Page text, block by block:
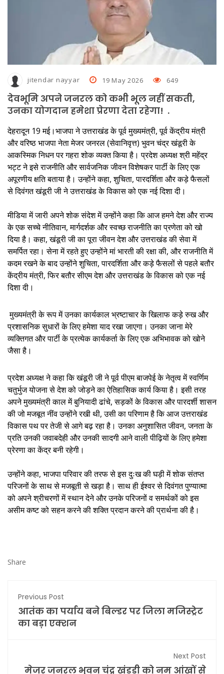
एमबीपीजी कॉलेज में प्रवेश परीक्षा की तैयारियां तेज, ऑनलाइन पंजीकरण के साथ
जमा होगी हार्ड कॉपी
जघन्य अपराध के आधार पर राजेश गुलाटी की जमानत अर्जी निरस्त
नशे में धुत चालक ने किया 50 यात्रियों की जान से खिलवाड़, पुलिस ने आरोपित को
हड़ताल पर गए बिजली विभाग के कर्मचारी, गर्मी से लोग परेशान, पानी का भी संकट
बनभूलपुर में एक हजार लोगों को नोटिस देकर जमीन खाली करने को कहा
घर में घुसकर गनप्‍वाइंट पर महिला से दुष्कर्म का प्रयास, शोरा मचाने पर चेन
छीनकर आरोपित फरार
jitendar nayyar 19 May 2026 649
देवभूमि अपने जनरल को कभी भूल नहीं सकती,
उनका योगदान हमेशा प्रेरणा देता रहेगा! ​.
देहरादून 19 मई।भाजपा ने उत्तराखंड के पूर्व मुख्यमंत्री, पूर्व केंद्रीय मंत्री
और वरिष्ठ भाजपा नेता मेजर जनरल (सेवानिवृत्त) भुवन चंद्र खंडूरी के
आकस्मिक निधन पर गहरा शोक व्यक्त किया है। प्रदेश अध्यक्ष श्री महेंद्र
भट्ट ने इसे राजनीति और सार्वजनिक जीवन विशेषकर पार्टी के लिए एक
अपूरणीय क्षति बताया है। उन्होंने कहा, शुचिता, पारदर्शिता और कड़े फैसलों
से दिवंगत खंडूरी जी ने उत्तराखंड के विकास को एक नई दिशा दी।
मीडिया में जारी अपने शोक संदेश में उन्होंने कहा कि आज हमने देश और राज्य
के एक सच्चे नीतिवान, मार्गदर्शक और स्वच्छ राजनीति का प्रणेता को खो
दिया है। कहा, खंडूरी जी का पूरा जीवन देश और उत्तराखंड की सेवा में
समर्पित रहा। सेना में रहते हुए उन्होंने मां भारती की रक्षा की, और राजनीति में
कदम रखने के बाद उन्होंने शुचिता, पारदर्शिता और कड़े फैसलों से पहले बतौर
केंद्रीय मंत्री, फिर बतौर सीएम देश और उत्तराखंड के विकास को एक नई
दिशा दी।
मुख्यमंत्री के रूप में उनका कार्यकाल भ्रष्टाचार के खिलाफ कड़े रुख और
प्रशासनिक सुधारों के लिए हमेशा याद रखा जाएगा। उनका जाना मेरे
व्यक्तिगत और पार्टी के प्रत्येक कार्यकर्ता के लिए एक अभिभावक को खोने
जैसा है।
​प्रदेश अध्यक्ष ने कहा कि खंडूरी जी ने पूर्व पीएम बाजपेई के नेतृत्व में स्वर्णिम
चतुर्भुज योजना से देश को जोड़ने का ऐतिहासिक कार्य किया है। इसी तरह
अपने मुख्यमंत्री काल में बुनियादी ढांचे, सड़कों के विकास और पारदर्शी शासन
की जो मजबूत नींव उन्होंने रखी थी, उसी का परिणाम है कि आज उत्तराखंड
विकास पथ पर तेजी से आगे बढ़ रहा है। उनका अनुशासित जीवन, जनता के
प्रति उनकी जवाबदेही और उनकी सादगी आने वाली पीढ़ियों के लिए हमेशा
प्रेरणा का केंद्र बनी रहेगी।
उन्होंने कहा, भाजपा परिवार की तरफ से इस दुःख की घड़ी में शोक संतप्त
परिजनों के साथ से मजबूती से खड़ा है। साथ ही ईश्वर से दिवंगत पुण्यात्मा
को अपने श्रीचरणों में स्थान देने और उनके परिजनों व समर्थकों को इस
असीम कष्ट को सहन करने की शक्ति प्रदान करने की प्रार्थना की है।
Share
Previous Post
आतंक का पर्याय बने बिल्डर पर जिला मजिस्ट्रेट
का बड़ा एक्शन
Next Post
मेजर जनरल भुवन चंद्र खंडूड़ी को नम आंखों से